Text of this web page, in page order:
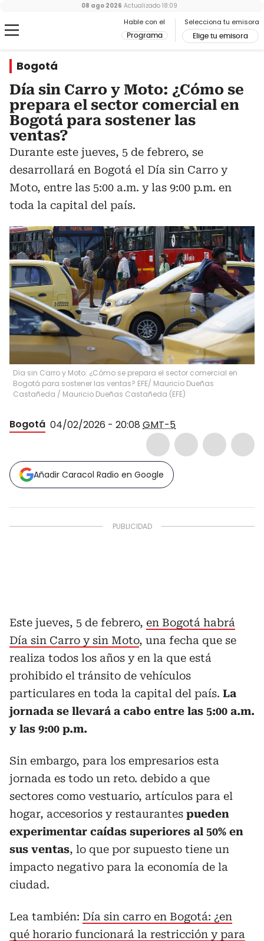
Hable con el
Programa
Selecciona tu emisora
Elige tu emisora
08 ago 2026 Actualizado 18:09
Bogotá
Día sin Carro y Moto: ¿Cómo se
prepara el sector comercial en
Bogotá para sostener las
ventas?
Durante este jueves, 5 de febrero, se
desarrollará en Bogotá el Día sin Carro y
Moto, entre las 5:00 a.m. y las 9:00 p.m. en
toda la capital del país.
Día sin Carro y Moto: ¿Cómo se prepara el sector comercial en
Bogotá para sostener las ventas? EFE/ Mauricio Dueñas
Castañeda / Mauricio Dueñas Castañeda (EFE)
Bogotá 04/02/2026 - 20:08 GMT-5
Añadir Caracol Radio en Google
Este jueves, 5 de febrero, en Bogotá habrá
Día sin Carro y sin Moto, una fecha que se
realiza todos los años y en la que está
prohibido el tránsito de vehículos
particulares en toda la capital del país. La
jornada se llevará a cabo entre las 5:00 a.m.
y las 9:00 p.m.
Sin embargo, para los empresarios esta
jornada es todo un reto. debido a que
sectores como vestuario, artículos para el
hogar, accesorios y restaurantes pueden
experimentar caídas superiores al 50% en
sus ventas, lo que por supuesto tiene un
impacto negativo para la economía de la
ciudad.
Lea también: Día sin carro en Bogotá: ¿en
qué horario funcionará la restricción y para